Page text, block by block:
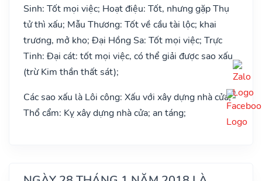
Sinh: Tốt mọi việc; Hoạt điệu: Tốt, nhưng gặp Thụ
tử thì xấu; Mẫu Thương: Tốt về cầu tài lộc; khai
trương, mở kho; Đại Hồng Sa: Tốt mọi việc; Trực
Tinh: Đại cát: tốt mọi việc, có thể giải được sao xấu
(trừ Kim thần thất sát);
Các sao xấu là Lôi công: Xấu với xây dựng nhà cửa;
Thổ cẩm: Kỵ xây dựng nhà cửa; an táng;